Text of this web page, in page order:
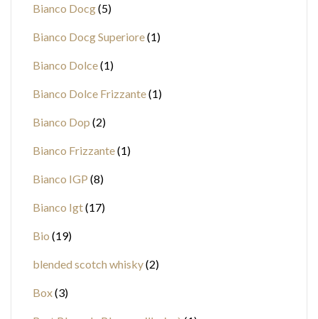
Bianco Docg 5
Bianco Docg Superiore 1
Bianco Dolce 1
Bianco Dolce Frizzante 1
Bianco Dop 2
Bianco Frizzante 1
Bianco IGP 8
Bianco Igt 17
Bio 19
blended scotch whisky 2
Box 3